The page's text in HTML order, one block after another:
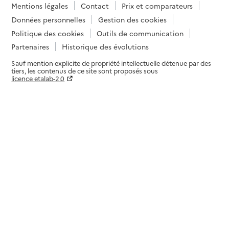
Mentions légales
Contact
Prix et comparateurs
Données personnelles
Gestion des cookies
Politique des cookies
Outils de communication
Partenaires
Historique des évolutions
Sauf mention explicite de propriété intellectuelle détenue par des
tiers, les contenus de ce site sont proposés sous
licence etalab-2.0